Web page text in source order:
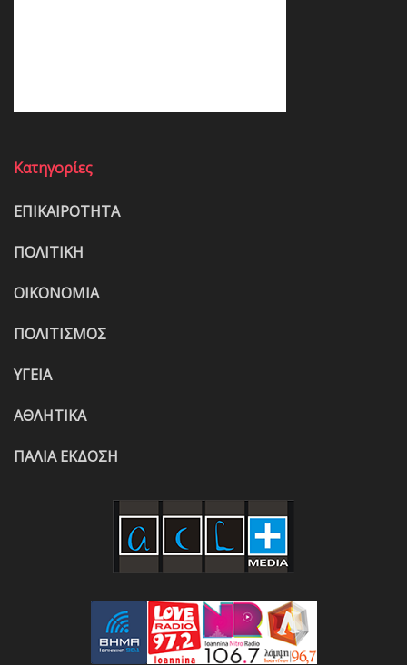
Κατηγορίες
ΕΠΙΚΑΙΡΟΤΗΤΑ
ΠΟΛΙΤΙΚΗ
ΟΙΚΟΝΟΜΙΑ
ΠΟΛΙΤΙΣΜΟΣ
ΥΓΕΙΑ
ΑΘΛΗΤΙΚΑ
ΠΑΛΙΑ ΕΚΔΟΣΗ